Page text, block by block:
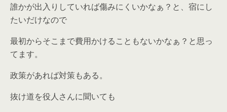
誰かが出入りしていれば傷みにくいかなぁ？と、宿にし
たいだけなので
最初からそこまで費用かけることもないかなぁ？と思っ
てます。
政策があれば対策もある。
抜け道を役人さんに聞いても